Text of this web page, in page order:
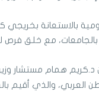
بالاستعانة بخريجي
بالجامعات، مع خلق
همام مستشار وزير
العربي، والذي أقيم